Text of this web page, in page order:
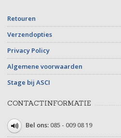
Retouren
Verzendopties
Privacy Policy
Algemene voorwaarden
Stage bij ASCI
CONTACTINFORMATIE
Bel ons: 085 - 009 08 19